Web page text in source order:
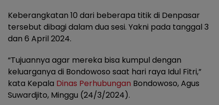
Keberangkatan 10 dari beberapa titik di Denpasar
tersebut dibagi dalam dua sesi. Yakni pada tanggal 3
dan 6 April 2024.
“Tujuannya agar mereka bisa kumpul dengan
keluarganya di Bondowoso saat hari raya Idul Fitri,”
kata Kepala Dinas Perhubungan Bondowoso, Agus
Suwardjito, Minggu (24/3/2024).